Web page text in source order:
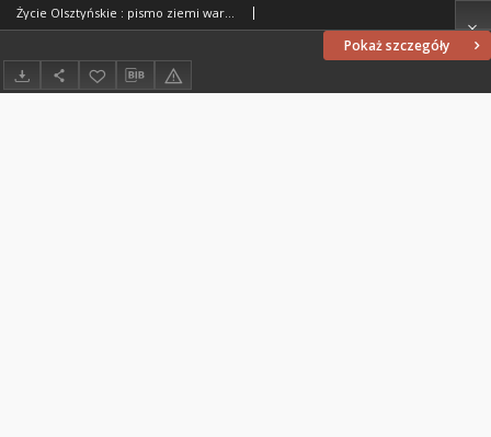
Pokaż szczegóły
Życie Olsztyńskie : pismo ziemi warmińsko-mazurskiej, 1951, nr 28